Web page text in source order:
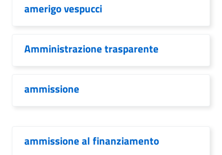
amerigo vespucci
Amministrazione trasparente
ammissione
ammissione al finanziamento